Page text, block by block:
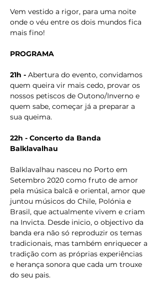
Vem vestido a rigor, para uma noite
onde o véu entre os dois mundos fica
mais fino!
PROGRAMA
21h - Abertura do evento, convidamos
quem queira vir mais cedo, provar os
nossos petiscos de Outono/Inverno e
quem sabe, começar já a preparar a
sua queima.
22h - Concerto da Banda
Balklavalhau
Balklavalhau nasceu no Porto em
Setembro 2020 como fruto de amor
pela música balcã e oriental, amor que
juntou músicos do Chile, Polónia e
Brasil, que actualmente vivem e criam
na Invicta. Desde inicio, o objectivo da
banda era não só reproduzir os temas
tradicionais, mas também enriquecer a
tradição com as próprias experiências
e herança sonora que cada um trouxe
do seu pais.